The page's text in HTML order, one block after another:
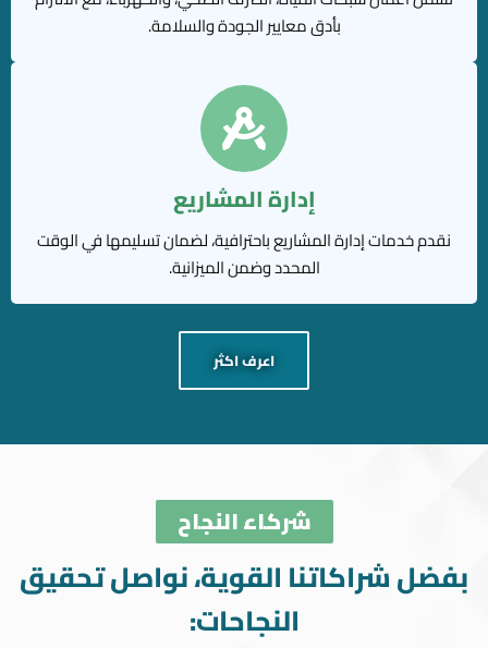
بأدق معايير الجودة والسلامة.
إدارة المشاريع
نقدم خدمات إدارة المشاريع باحترافية، لضمان تسليمها في الوقت
المحدد وضمن الميزانية.
اعرف اكثر
شركاء النجاح
بفضل شراكاتنا القوية، نواصل تحقيق
النجاحات: